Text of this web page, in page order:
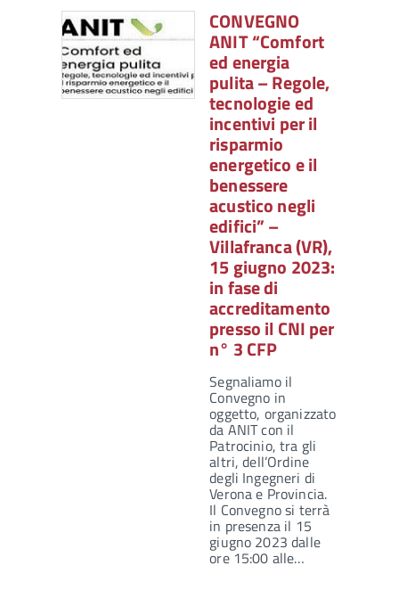
CONVEGNO
ANIT “Comfort
ed energia
pulita – Regole,
tecnologie ed
incentivi per il
risparmio
energetico e il
benessere
acustico negli
edifici” –
Villafranca (VR),
15 giugno 2023:
in fase di
accreditamento
presso il CNI per
n° 3 CFP
Segnaliamo il
Convegno in
oggetto, organizzato
da ANIT con il
Patrocinio, tra gli
altri, dell’Ordine
degli Ingegneri di
Verona e Provincia.
Il Convegno si terrà
in presenza il 15
giugno 2023 dalle
ore 15:00 alle…